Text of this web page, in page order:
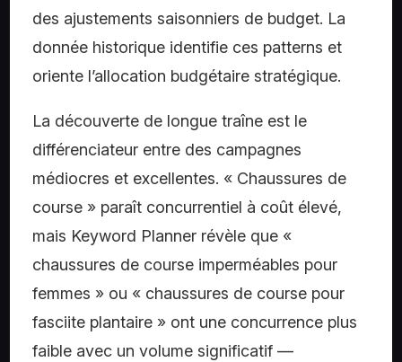
des ajustements saisonniers de budget. La
donnée historique identifie ces patterns et
oriente l’allocation budgétaire stratégique.
La découverte de longue traîne est le
différenciateur entre des campagnes
médiocres et excellentes. « Chaussures de
course » paraît concurrentiel à coût élevé,
mais Keyword Planner révèle que «
chaussures de course imperméables pour
femmes » ou « chaussures de course pour
fasciite plantaire » ont une concurrence plus
faible avec un volume significatif —